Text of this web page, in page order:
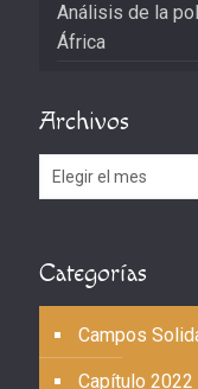
Análisis de la
África
Archivos
Archivos
Categorías
Campos
Capítulo 2022